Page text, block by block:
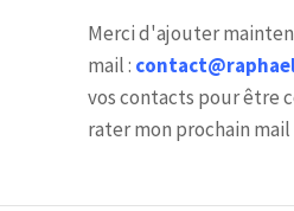
Merci d'ajouter
mail :
vos contacts pour être
rater mon prochain mail